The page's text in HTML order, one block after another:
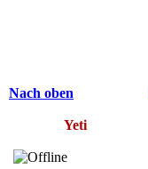
Nach oben
Yeti